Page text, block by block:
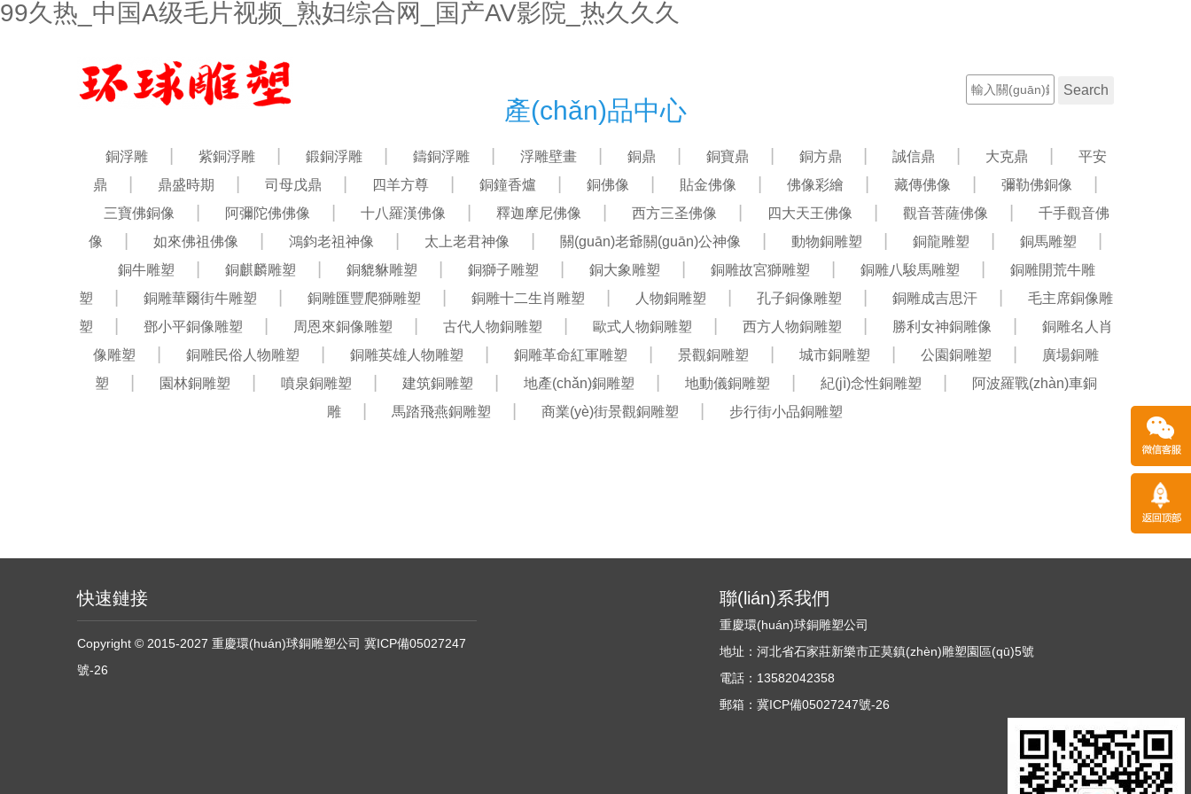
99久热_中国A级毛片视频_熟妇综合网_国产AV影院_热久久久
產(chǎn)品中心
銅浮雕 紫銅浮雕 鍛銅浮雕 鑄銅浮雕 浮雕壁畫 銅鼎 銅寶鼎 銅方鼎 誠信鼎 大克鼎
平安
鼎
鼎盛時期 司母戊鼎 四羊方尊 銅鐘香爐 銅佛像 貼金佛像 佛像彩繪 藏傳佛像
彌勒佛銅像
三寶佛銅像
阿彌陀佛佛像 十八羅漢佛像 釋迦摩尼佛像 西方三圣佛像 四大天王佛像 觀音菩薩佛像
千手觀音佛
像
如來佛祖佛像 鴻鈞老祖神像 太上老君神像 關(guān)老爺關(guān)公神像 動物銅雕塑 銅龍雕塑
銅馬雕塑
銅牛雕塑
銅麒麟雕塑 銅貔貅雕塑 銅獅子雕塑 銅大象雕塑 銅雕故宮獅雕塑 銅雕八駿馬雕塑
銅雕開荒牛雕
塑
銅雕華爾街牛雕塑 銅雕匯豐爬獅雕塑 銅雕十二生肖雕塑 人物銅雕塑 孔子銅像雕塑 銅雕成吉思汗
毛主席銅像雕
塑
鄧小平銅像雕塑 周恩來銅像雕塑 古代人物銅雕塑 歐式人物銅雕塑 西方人物銅雕塑 勝利女神銅雕像
銅雕名人肖
像雕塑
銅雕民俗人物雕塑 銅雕英雄人物雕塑 銅雕革命紅軍雕塑 景觀銅雕塑 城市銅雕塑 公園銅雕塑
廣場銅雕
塑
園林銅雕塑 噴泉銅雕塑 建筑銅雕塑 地產(chǎn)銅雕塑 地動儀銅雕塑 紀(jì)念性銅雕塑
阿波羅戰(zhàn)車銅
雕
馬踏飛燕銅雕塑 商業(yè)街景觀銅雕塑 步行街小品銅雕塑
快速鏈接
Copyright © 2015-2027 重慶環(huán)球銅雕塑公司 冀ICP備05027247
號-26
聯(lián)系我們
重慶環(huán)球銅雕塑公司
地址：河北省石家莊新樂市正莫鎮(zhèn)雕塑園區(qū)5號
電話：13582042358
郵箱：冀ICP備05027247號-26